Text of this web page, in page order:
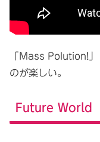
「Mass Polution!
のが楽しい。
Future World